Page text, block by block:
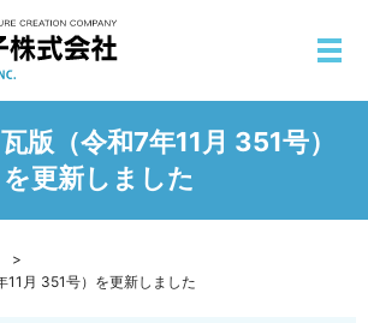
版（令和7年11月 351号）
を更新しました
11月 351号）を更新しました